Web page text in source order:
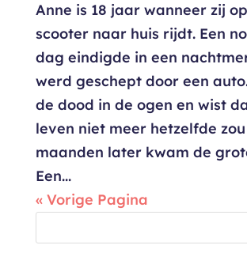
Anne is 18 jaar wanneer zij
scooter naar huis rijdt. Een
dag eindigde in een
werd geschept door een
de dood in de ogen en wist
leven niet meer hetzelfde zou
maanden later kwam de
Een...
« Vorige Pagina